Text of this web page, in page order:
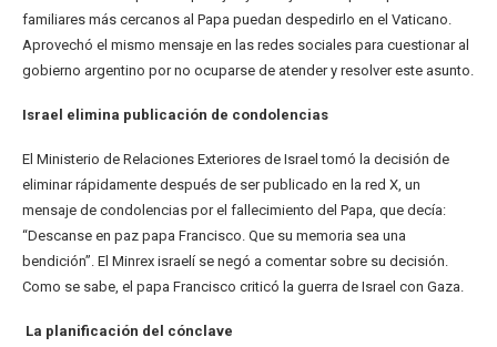
familiares más cercanos al Papa puedan despedirlo en el Vaticano.
Aprovechó el mismo mensaje en las redes sociales para cuestionar al
gobierno argentino por no ocuparse de atender y resolver este asunto.
Israel elimina publicación de condolencias
El Ministerio de Relaciones Exteriores de Israel tomó la decisión de
eliminar rápidamente después de ser publicado en la red X, un
mensaje de condolencias por el fallecimiento del Papa, que decía:
“Descanse en paz papa Francisco. Que su memoria sea una
bendición”. El Minrex israelí se negó a comentar sobre su decisión.
Como se sabe, el papa Francisco criticó la guerra de Israel con Gaza.
La planificación del cónclave